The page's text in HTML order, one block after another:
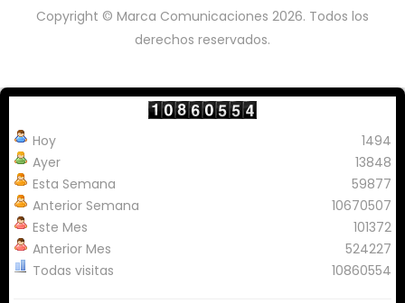
Copyright © Marca Comunicaciones 2026. Todos los
derechos reservados.
Hoy
Ayer
Esta Semana
Anterior Semana
Este Mes
Anterior Mes
Todas visitas
1494
13848
59877
10670507
101372
524227
10860554